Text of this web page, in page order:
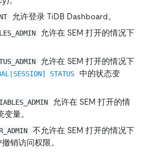
允许登录 TiDB Dashboard。
允许在 SEM 打开的情况下
允许在 SEM 打开的情况下
STATUS
中的状态变
允许在 SEM 打开的情
量。
不允许在 SEM 打开的情况下
销访问权限。